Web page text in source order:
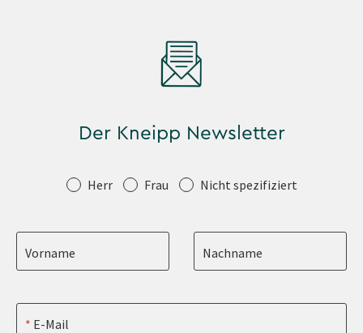
Der Kneipp Newsletter
Anrede Herr Frau Nicht spezifiziert
Vorname Nachname
E-Mail